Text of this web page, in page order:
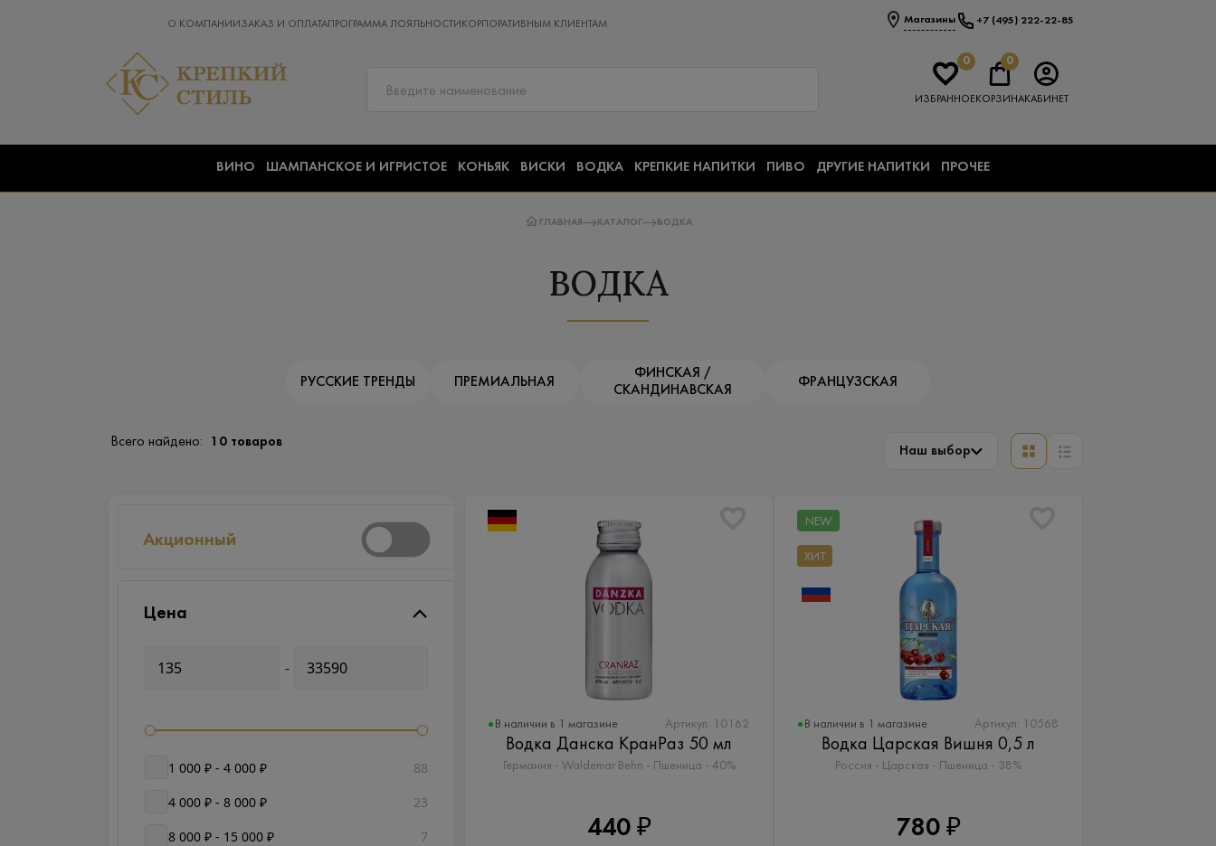
О КОМПАНИИ ЗАКАЗ И ОПЛАТАПРОГРАММА ЛОЯЛЬНОСТИ КОРПОРАТИВНЫМ КЛИЕНТАМ Магазины +7 (495) 222-22-85
0
ИЗБРАННОЕ
0
КОРЗИНАКАБИНЕТ
ВИНО ШАМПАНСКОЕ И ИГРИСТОЕ КОНЬЯК ВИСКИ ВОДКА КРЕПКИЕ НАПИТКИ ПИВО ДРУГИЕ НАПИТКИ ПРОЧЕЕ
ГЛАВНАЯ КАТАЛОГ ВОДКА
ВОДКА
РУССКИЕ ТРЕНДЫ ПРЕМИАЛЬНАЯ
ФИНСКАЯ /
СКАНДИНАВСКАЯ
ФРАНЦУЗСКАЯ
Всего найдено: 10 товаров
Наш выбор
Акционный
Цена
-
1 000 ₽ - 4 000 ₽
88
4 000 ₽ - 8 000 ₽
23
8 000 ₽ - 15 000 ₽
7
В наличии в 1 магазине Артикул: 10162
Водка Данска КранРаз 50 мл
Германия - Waldemar Behn - Пшеница - 40%
440 ₽
NEW
ХИТ
В наличии в 1 магазине Артикул: 10568
Водка Царская Вишня 0,5 л
Россия - Царская - Пшеница - 38%
780 ₽